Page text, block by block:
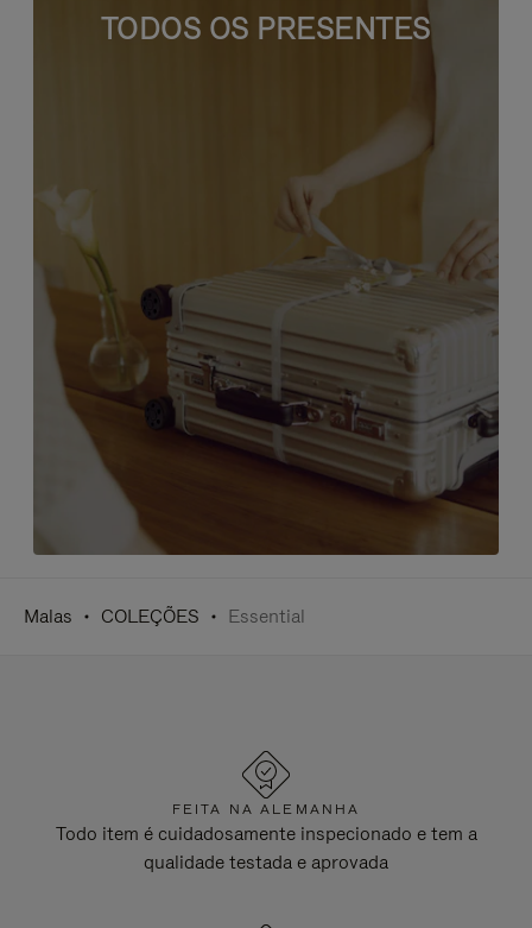
TODOS OS PRESENTES
Malas COLEÇÕES Essential
FEITA NA ALEMANHA
Todo item é cuidadosamente inspecionado e tem a
qualidade testada e aprovada